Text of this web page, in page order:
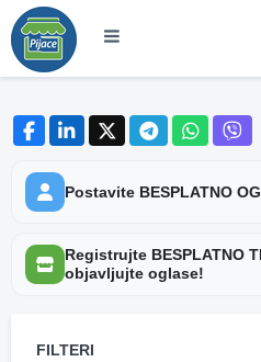
Postavite BESPLATNO
Registrujte BESPLATNO
objavljujte oglase!
FILTERI